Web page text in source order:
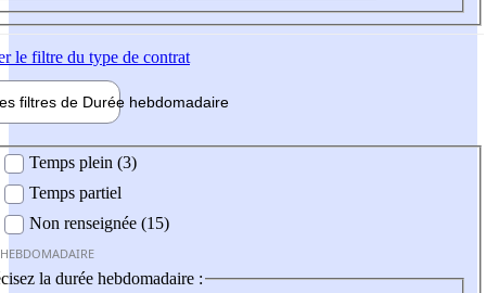
le filtre du type de contrat
filtres de Durée hebdomadaire
Temps plein (3)
Temps partiel
Non renseignée (15)
la durée hebdomadaire :